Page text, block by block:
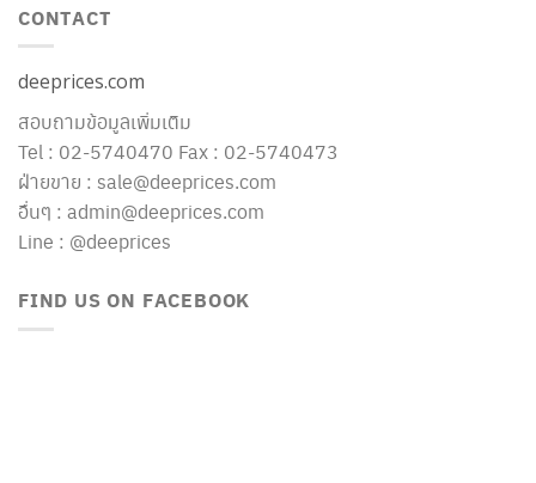
CONTACT
deeprices.com
สอบถามข้อมูลเพิ่มเติม
Tel : 02-5740470 Fax : 02-5740473
ฝ่ายขาย : sale@deeprices.com
อื่นๆ : admin@deeprices.com
Line : @deeprices
FIND US ON FACEBOOK